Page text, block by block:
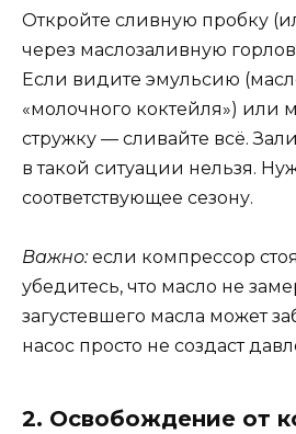
Откройте сливную пробку
через маслозаливную
Если видите эмульсию
«молочного коктейля») или
стружку — сливайте всё.
в такой ситуации нельзя.
соответствующее сезону.
Важно:если компрессор
убедитесь, что масло не
загустевшего масла может
насос просто не создаст
2. Освобождение от